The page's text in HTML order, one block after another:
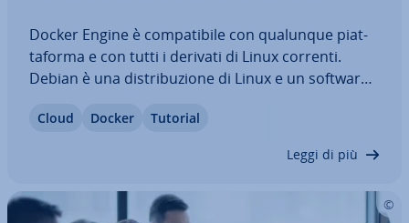
Docker Engine è com­pa­ti­bi­le con qualunque piat­
ta­for­ma e con tutti i derivati di Linux correnti.
Debian è una di­stri­bu­zio­ne di Linux e un software
container. Scoprite come in­stal­la­re Docker su
Cloud Docker Tutorial
Leggi di più